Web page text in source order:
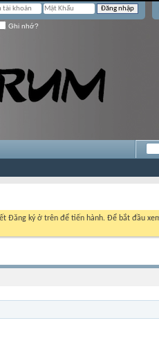
Ghi nhớ?
Đăng ký ở trên để tiến hành. Để bắt đầu